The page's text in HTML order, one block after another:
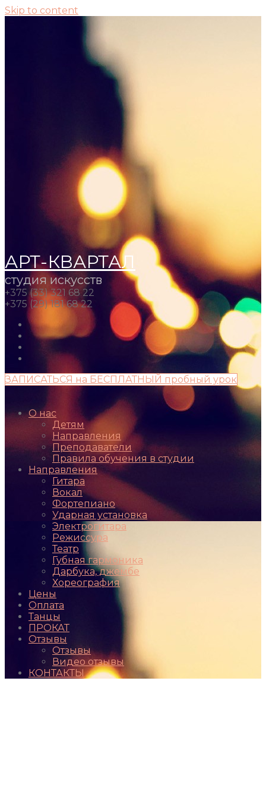
Skip to content
АРТ-КВАРТАЛ
студия искусств
+375 (33) 321 68 22
+375 (29) 181 68 22
ЗАПИСАТЬСЯ на БЕСПЛАТНЫЙ пробный урок
О нас
Детям
Направления
Преподаватели
Правила обучения в студии
Направления
Гитара
Вокал
Фортепиано
Ударная установка
Электрогитара
Режиссура
Театр
Губная гармоника
Дарбука, джембе
Хореография
Цены
Оплата
Танцы
ПРОКАТ
Отзывы
Отзывы
Видео отзывы
КОНТАКТЫ